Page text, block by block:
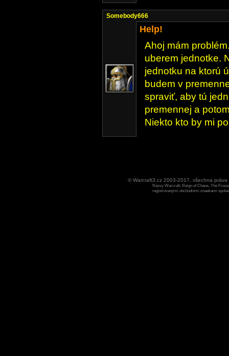
Somebody666
Help!
Ahoj mám
uberem jednotke.
jednotku na ktorú
budem v
spraviť, aby tú
premennej a
Niekto kto by mi
© Warcraft3.cz 2003-2017, všechna
Názvy Warcraft, Reign of Chaos, The
registrovanými obchodními znaekami